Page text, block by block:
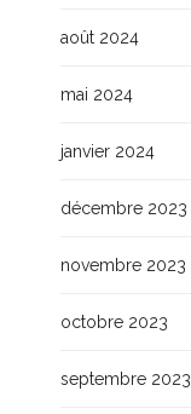
août 2024
mai 2024
janvier 2024
décembre 2023
novembre 2023
octobre 2023
septembre 2023